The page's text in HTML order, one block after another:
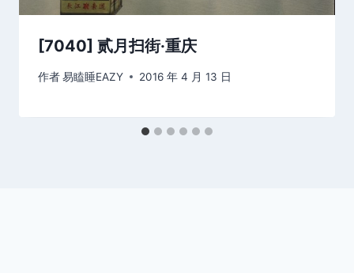
[7040] 贰月扫街·重庆
作者易瞌睡EAZY 2016 年 4 月 13 日